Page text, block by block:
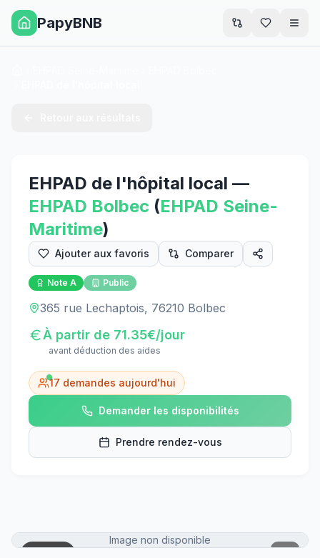
PapyBNB
EHPAD de l'hôpital local —
EHPAD Bolbec (EHPAD Seine-
Maritime)
Ajouter aux favoris Comparer
Note A Public
365 rue Lechaptois, 76210 Bolbec
À partir de 71.35€/jour
avant déduction des aides
17 demandes aujourd'hui
Demander les disponibilités
Prendre rendez-vous
Image non disponible